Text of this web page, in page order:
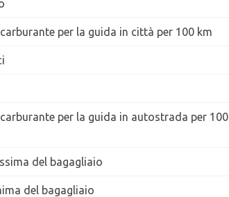
per la guida in città per 100 km
per la guida in autostrada per 100
del bagagliaio
del bagagliaio